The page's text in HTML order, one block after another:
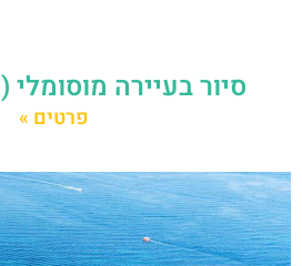
סיור בעיירה מוסומלי (Mussomeli)
פרטים »